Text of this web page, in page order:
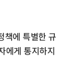
책에 특별한 규
에게 통지하지